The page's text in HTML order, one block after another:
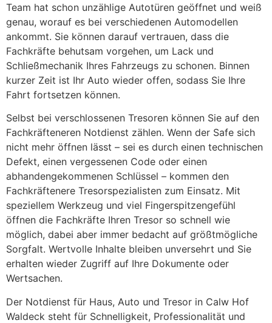
Team hat schon unzählige Autotüren geöffnet und weiß
genau, worauf es bei verschiedenen Automodellen
ankommt. Sie können darauf vertrauen, dass die
Fachkräfte behutsam vorgehen, um Lack und
Schließmechanik Ihres Fahrzeugs zu schonen. Binnen
kurzer Zeit ist Ihr Auto wieder offen, sodass Sie Ihre
Fahrt fortsetzen können.
Selbst bei verschlossenen Tresoren können Sie auf den
Fachkräfteneren Notdienst zählen. Wenn der Safe sich
nicht mehr öffnen lässt – sei es durch einen technischen
Defekt, einen vergessenen Code oder einen
abhandengekommenen Schlüssel – kommen den
Fachkräftenere Tresorspezialisten zum Einsatz. Mit
speziellem Werkzeug und viel Fingerspitzengefühl
öffnen die Fachkräfte Ihren Tresor so schnell wie
möglich, dabei aber immer bedacht auf größtmögliche
Sorgfalt. Wertvolle Inhalte bleiben unversehrt und Sie
erhalten wieder Zugriff auf Ihre Dokumente oder
Wertsachen.
Der Notdienst für Haus, Auto und Tresor in Calw Hof
Waldeck steht für Schnelligkeit, Professionalität und